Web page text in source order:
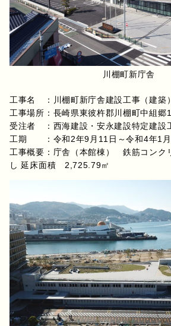
川棚町新庁舎
工事名 ：川棚町新庁舎建設工事（建築）
工事場所：長崎県東彼杵郡川棚町中組郷
受注者 ：西海建設・安永建設特定建設
工期 ：令和2年9月11日～令和4年1月
工事概要：庁舎（本館棟） 鉄筋コン
し 延床面積 2,725.79㎡